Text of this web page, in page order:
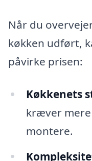
Når du
køkken udført,
påvirke prisen:
Køkkenets
kræver
montere.